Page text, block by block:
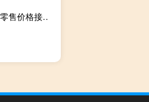
日本首相岸田文雄：由于外汇汇率波动和石油产量减少汽油零售价格接近最高水平